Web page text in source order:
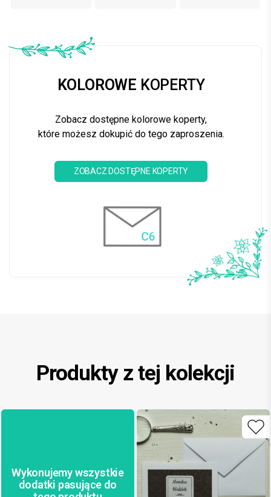
KOLOROWE KOPERTY
Zobacz dostępne kolorowe koperty,
które możesz dokupić do tego zaproszenia.
ZOBACZ DOSTĘPNE KOPERTY
Produkty z tej kolekcji
Wykonujemy wszystkie
dodatki pasujące do